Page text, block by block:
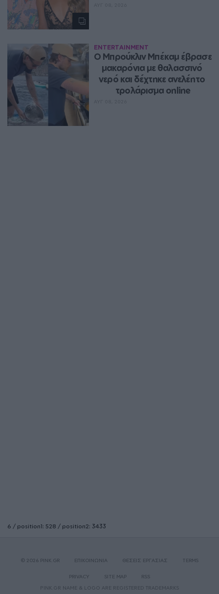
ENTERTAINMENT
Ο Μπρούκλιν Μπέκαμ έβρασε
μακαρόνια με θαλασσινό
νερό και δέχτηκε ανελέητο
τρολάρισμα online
6 / position1: 528 / position2: 3433
© 2026 PINK.GR ΕΠΙΚΟΙΝΩΝΙΑ ΘΕΣΕΙΣ ΕΡΓΑΣΙΑΣ TERMS
PRIVACY SITE MAP
RSS
PINK.GR NAME & LOGO ARE REGISTERED TRADEMARKS